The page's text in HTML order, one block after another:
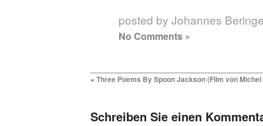
posted by Johannes
No Comments »
« Three Poems By Spoon Jackson (Film von
Schreiben Sie einen